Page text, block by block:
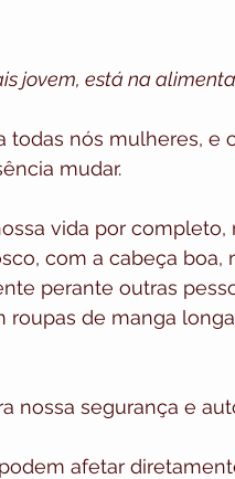
jovem, está na
todas nós mulheres, e
mudar.
vida por completo,
com a cabeça boa,
perante outras
de manga
nossa segurança e
afetar